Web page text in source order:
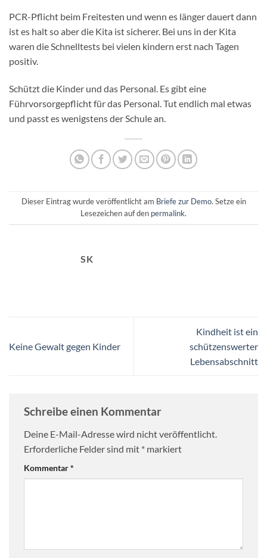
PCR-Pflicht beim Freitesten und wenn es länger dauert dann
ist es halt so aber die Kita ist sicherer. Bei uns in der Kita
waren die Schnelltests bei vielen kindern erst nach Tagen
positiv.
Schützt die Kinder und das Personal. Es gibt eine
Führvorsorgepflicht für das Personal. Tut endlich mal etwas
und passt es wenigstens der Schule an.
Dieser Eintrag wurde veröffentlicht am Briefe zur Demo. Setze ein
Lesezeichen auf den permalink.
SK
Keine Gewalt gegen Kinder
Kindheit ist ein
schützenswerter
Lebensabschnitt
Schreibe einen Kommentar
Deine E-Mail-Adresse wird nicht veröffentlicht.
Erforderliche Felder sind mit * markiert
Kommentar*